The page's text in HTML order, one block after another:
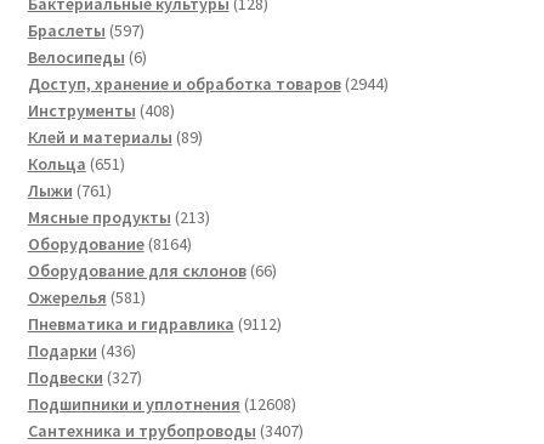
Браслеты 597597
товаров
Велосипеды 66
товаров
Доступ, хранение и обработка товаров 29442944
Инструменты 408408
товаров
Клей и материалы 8989
Кольца 651651
Лыжи 761761
товар
Мясные продукты 213213
Оборудование 81648164
товара
Оборудование для склонов 6666
Ожерелья 581581
товар
Пневматика и гидравлика 91129112
Подарки 436436
товаров
Подвески 327327
товаров
Подшипники и уплотнения 1260812608
товаров
Сантехника и трубопроводы 34073407